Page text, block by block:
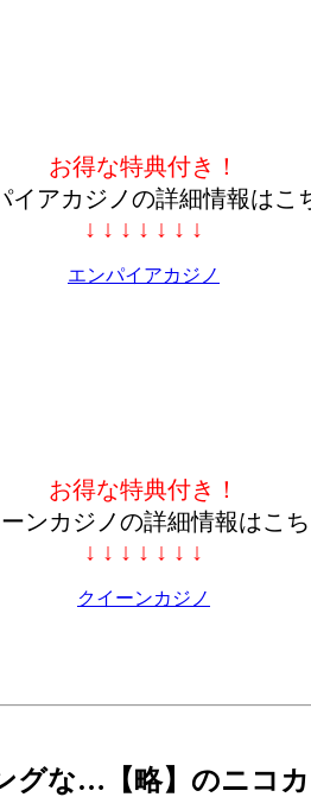
お得な特典付き！
イアカジノの詳細情報はこ
↓ ↓ ↓ ↓ ↓ ↓ ↓
エンパイアカジノ
お得な特典付き！
ンカジノの詳細情報はこ
↓ ↓ ↓ ↓ ↓ ↓ ↓
クイーンカジノ
グな…【略】のニコ